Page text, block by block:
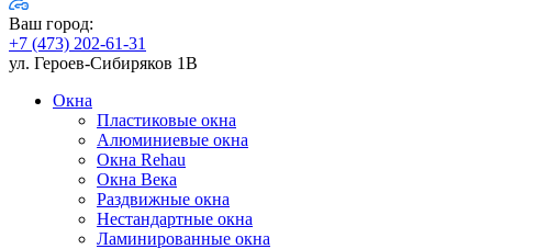
Ваш город:
+7 (473) 202-61-31
ул. Героев-Сибиряков 1В
Окна
Пластиковые окна
Алюминиевые окна
Окна Rehau
Окна Века
Раздвижные окна
Нестандартные окна
Ламинированные окна